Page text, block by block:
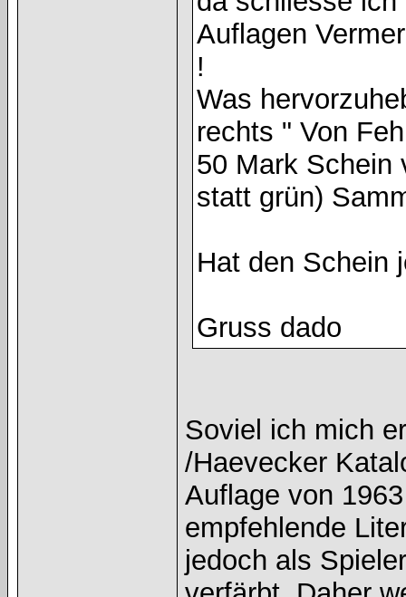
Auflagen
!
Was
rechts " Von
50 Mark Schein
statt grün)
Hat den Schein
Gruss dado
Soviel ich mich
/Haevecker
Auflage von
empfehlende
jedoch als